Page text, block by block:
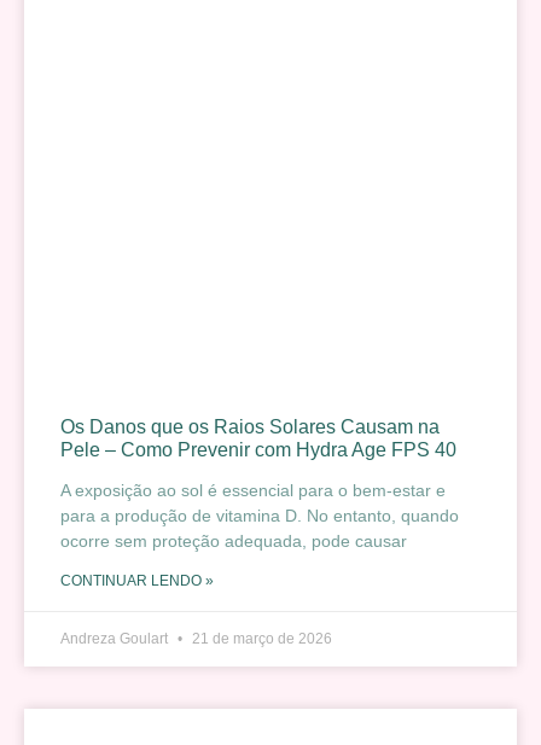
Os Danos que os Raios Solares Causam na
Pele – Como Prevenir com Hydra Age FPS 40
A exposição ao sol é essencial para o bem-estar e
para a produção de vitamina D. No entanto, quando
ocorre sem proteção adequada, pode causar
CONTINUAR LENDO »
Andreza Goulart 21 de março de 2026